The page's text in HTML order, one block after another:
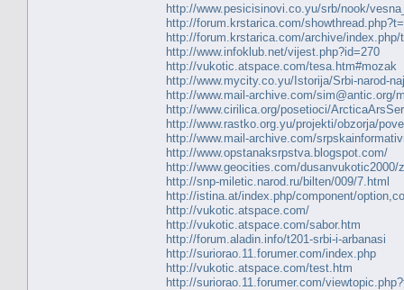
http://www.pesicisinovi.co.yu/srb/nook/
http://forum.krstarica.com/
http://forum.krstarica.com/archive/index.php/
http://www.infoklub.net/vijest.php?id=270
http://vukotic.atspace.com/tesa.htm#mozak
http://www.mycity.co.yu/Istorija/Srbi-narod-
http://www.mail-archive.com/sim@antic.org/
http://www.cirilica.org/posetioci/
http://www.rastko.org.yu/projekti/obzorja/
http://www.mail-archive.com/
http://www.opstanaksrpstva.blogspot.com/
http://www.geocities.com/dusanvukotic2000/
http://snp-miletic.narod.ru/bilten/009/7.html
http://istina.at/index.php/component/
http://vukotic.atspace.com/
http://vukotic.atspace.com/sabor.htm
http://forum.aladin.info/t201-srbi-i-arbanasi
http://suriorao.11.forumer.com/index.php
http://vukotic.atspace.com/test.htm
http://suriorao.11.forumer.com/